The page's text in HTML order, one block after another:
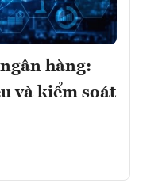
hàng:
và kiểm soát